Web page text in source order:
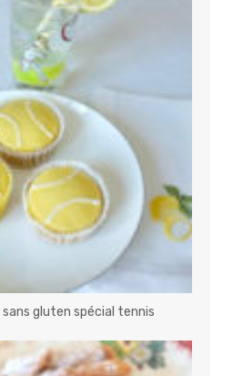
gluten spécial tennis